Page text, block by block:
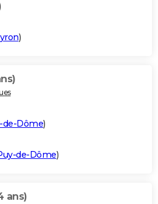
)
de-Dôme)
de-Dôme)
ans)